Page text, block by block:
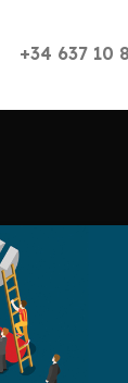
+34 637 10